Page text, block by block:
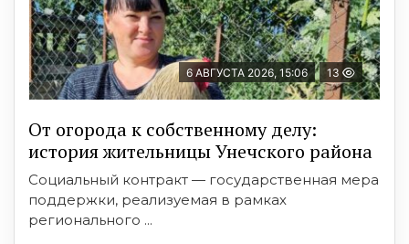
6 АВГУСТА 2026, 15:06 13
От огорода к собственному делу:
история жительницы Унечского района
Социальный контракт — государственная мера
поддержки, реализуемая в рамках
регионального ...